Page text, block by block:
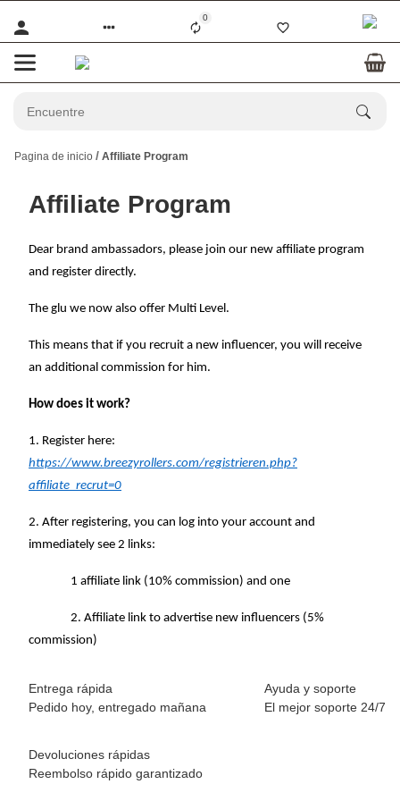
0
Pagina de inicio Affiliate Program
Affiliate Program
Dear brand ambassadors, please join our new affiliate program
and register directly.
The glu we now also offer Multi Level.
This means that if you recruit a new influencer, you will receive
an additional commission for him.
How does it work?
1. Register here:
https://www.breezyrollers.com/registrieren.php?
affiliate_recrut=0
2. After registering, you can log into your account and
immediately see 2 links:
1 affiliate link (10% commission) and one
2. Affiliate link to advertise new influencers (5%
commission)
Entrega rápida
Pedido hoy, entregado mañana
Ayuda y soporte
El mejor soporte 24/7
Devoluciones rápidas
Reembolso rápido garantizado